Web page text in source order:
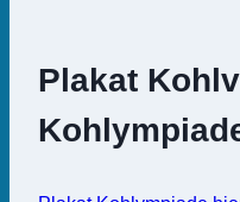
Plakat